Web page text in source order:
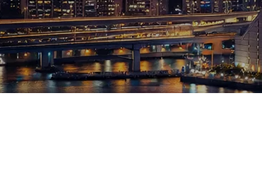
テニス四大大会・五輪
テニス四大大会・五輪